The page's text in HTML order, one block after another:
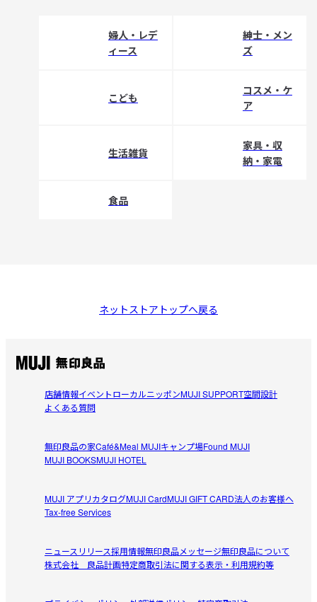
婦人・レデ
ィース
紳士・メン
ズ
こども
コスメ・ケ
ア
生活雑貨
家具・収
納・家電
食品
ネットストアトップへ戻る
店舗情報イベントローカルニッポンMUJI SUPPORT空間設計
よくある質問
無印良品の家Café&Meal MUJIキャンプ場Found MUJI
MUJI BOOKSMUJI HOTEL
MUJI アプリカタログMUJI CardMUJI GIFT CARD法人のお客様へ
Tax-free Services
ニュースリリース採用情報無印良品メッセージ無印良品について
株式会社 良品計画特定商取引法に関する表示・利用規約等